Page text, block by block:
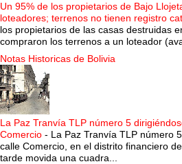
Un 95% de los propietarios de Bajo
loteadores; terrenos no tienen registro
los propietarios de las casas destruidas
compraron los terrenos a un loteador
Notas Historicas de Bolivia
La Paz Tranvía TLP número 5
Comercio - La Paz Tranvía TLP número
calle Comercio, en el distrito financiero
tarde movida una cuadra...